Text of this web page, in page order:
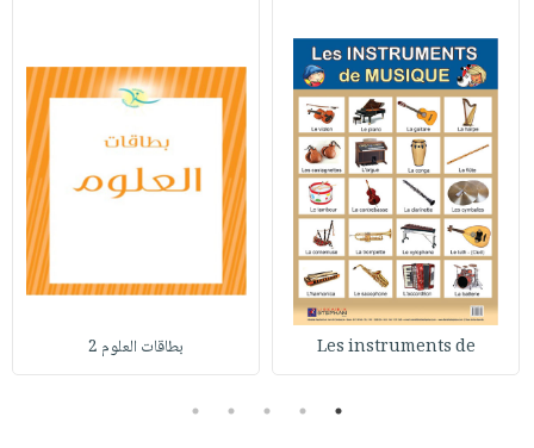
Les instruments de بطاقات العلوم 2
1
2
3
4
5